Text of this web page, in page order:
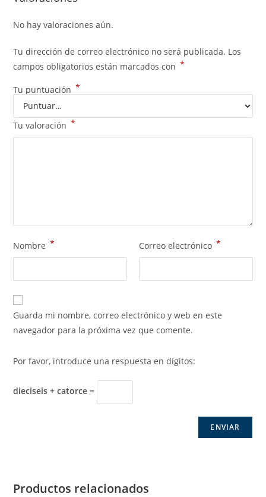
No hay valoraciones aún.
Tu dirección de correo electrónico no será publicada. Los
campos obligatorios están marcados con *
Tu puntuación *
Tu valoración *
Nombre * Correo electrónico *
Guarda mi nombre, correo electrónico y web en este
navegador para la próxima vez que comente.
Por favor, introduce una respuesta en dígitos:
dieciseis + catorce =
Productos relacionados